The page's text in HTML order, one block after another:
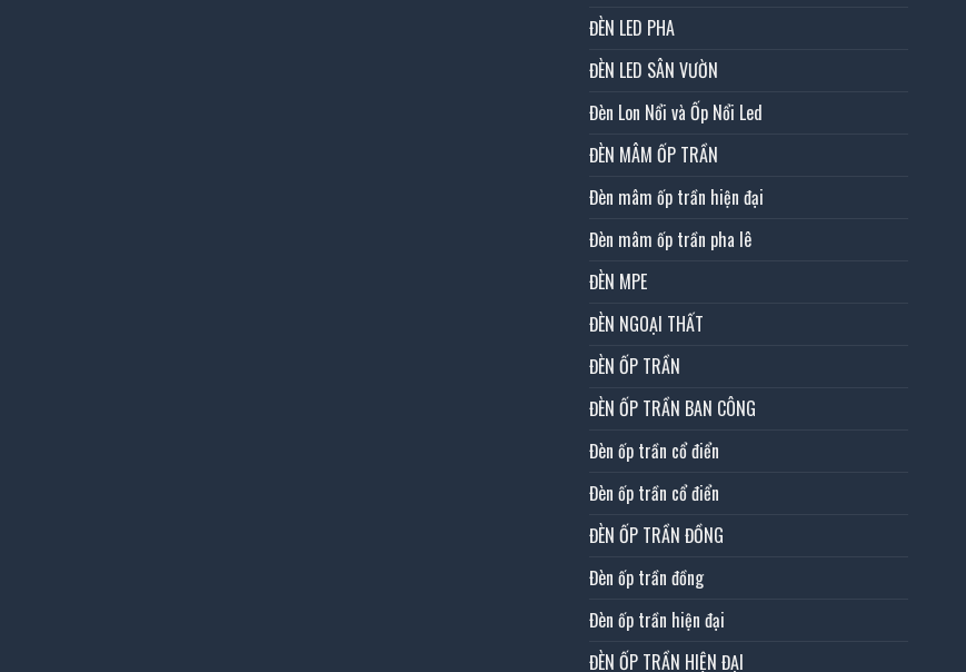
ĐÈN LED PHA
ĐÈN LED SÂN VƯỜN
Đèn Lon Nổi và Ốp Nổi Led
ĐÈN MÂM ỐP TRẦN
Đèn mâm ốp trần hiện đại
Đèn mâm ốp trần pha lê
ĐÈN MPE
ĐÈN NGOẠI THẤT
ĐÈN ỐP TRẦN
ĐÈN ỐP TRẦN BAN CÔNG
Đèn ốp trần cổ điển
Đèn ốp trần cổ điển
ĐÈN ỐP TRẦN ĐỒNG
Đèn ốp trần đồng
Đèn ốp trần hiện đại
ĐÈN ỐP TRẦN HIỆN ĐẠI